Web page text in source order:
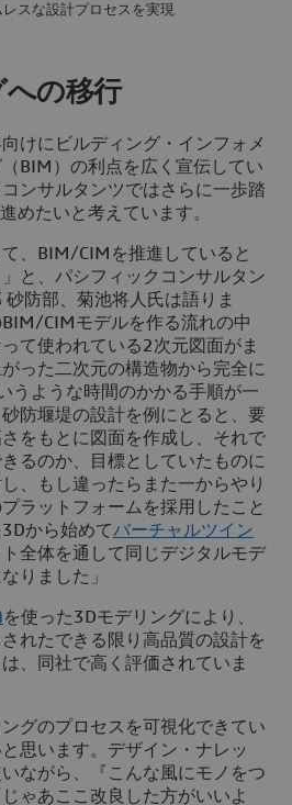
スな設計プロセスを実現
の移行
けにビルディング・インフォメ
BIM）の利点を広く宣伝してい
ンサルタンツではさらに一歩踏
めたいと考えています。
て、BIM/CIMを推進していると
と、パシフィックコンサルタン
防部、菊池将人氏は語りま
CIMモデルを作る流れの中
て使われている2次元図面がま
った二次元の構造物から完全に
うような時間のかかる手順が一
防堰堤の設計を例にとると、要
をもとに図面を作成し、それで
るのか、目標としていたものに
、もし違ったらまた一からやり
ラットフォームを採用したこと
から始めてバーチャルツイン
全体を通して同じデジタルモデ
りました」
を使った3Dモデリングにより、
れたできる限り高品質の設計を
、同社で高く評価されていま
ングのプロセスを可視化できてい
思います。デザイン・ナレッ
ながら、『こんな風にモノをつ
ゃあここ改良した方がいいよ